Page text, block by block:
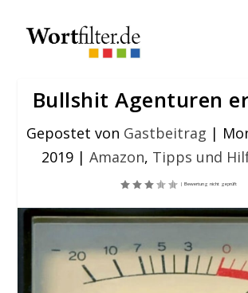
Bullshit Agenturen
Gepostet von Gastbeitrag |
2019| Amazon, Tipps und